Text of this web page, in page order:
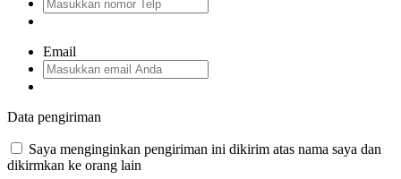
Email
Data pengiriman
Saya menginginkan pengiriman ini dikirim atas nama saya dan
dikirmkan ke orang lain